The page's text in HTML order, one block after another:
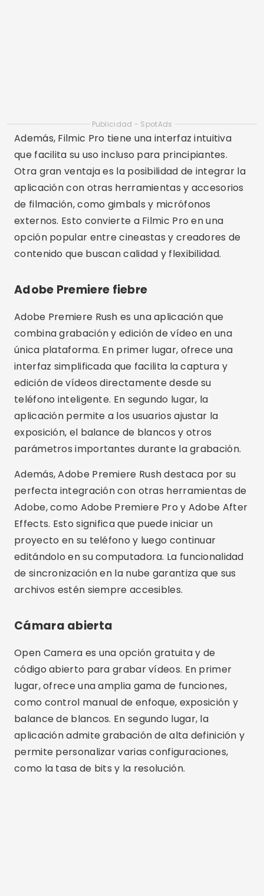
Adobe Premiere fiebre
Adobe Premiere Rush es una aplicación que
combina grabación y edición de vídeo en una
única plataforma. En primer lugar, ofrece una
interfaz simplificada que facilita la captura y
edición de vídeos directamente desde su
teléfono inteligente. En segundo lugar, la
exposición, el balance de blancos y otros
Además, Adobe Premiere Rush destaca por su
perfecta integración con otras herramientas de
Adobe, como Adobe Premiere Pro y Adobe After
Effects. Esto significa que puede iniciar un
proyecto en su teléfono y luego continuar
editándolo en su computadora. La funcionalidad
de sincronización en la nube garantiza que sus
archivos estén siempre accesibles.
Cámara abierta
Open Camera es una opción gratuita y de
código abierto para grabar vídeos. En primer
lugar, ofrece una amplia gama de funciones,
como control manual de enfoque, exposición y
balance de blancos. En segundo lugar, la
aplicación admite grabación de alta definición y
como la tasa de bits y la resolución.
Además, Open Camera es altamente
configurable, lo que permite a los usuarios
ajustar prácticamente todos los aspectos de la
grabación de vídeo. Esto la convierte en una
excelente opción para quienes desean una
herramienta poderosa sin costo adicional. La
sencillez de la interfaz y la ausencia de anuncios
son otros de los puntos positivos de esta